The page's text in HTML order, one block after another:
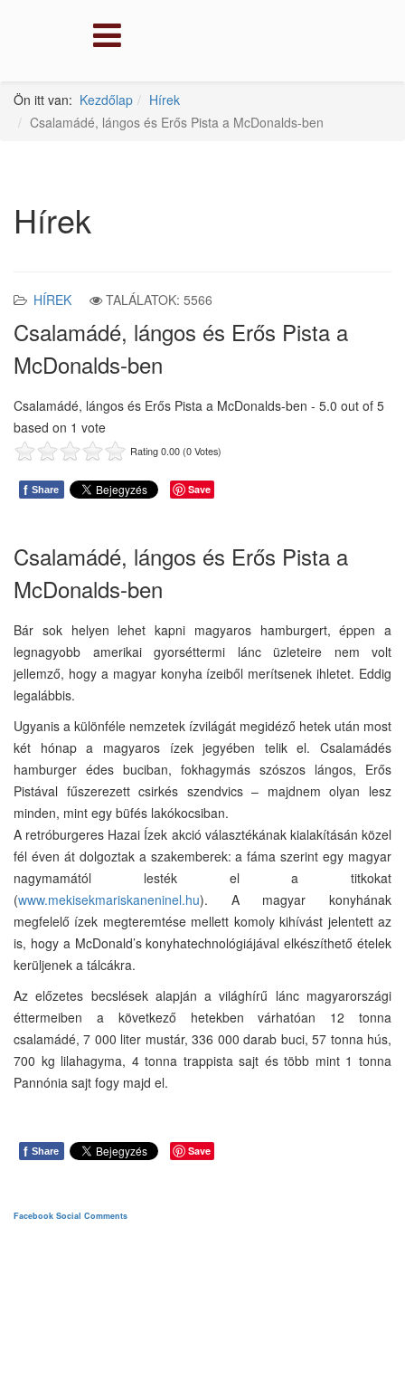
Ön itt van: Kezdőlap
Hírek
Csalamádé, lángos és Erős Pista a McDonalds-ben
Hírek
HÍREK TALÁLATOK: 5566
Csalamádé, lángos és Erős Pista a
McDonalds-ben
Csalamádé, lángos és Erős Pista a McDonalds-ben - 5.0 out of 5
based on 1 vote
Rating 0.00 (0 Votes)
f Share Save
Csalamádé, lángos és Erős Pista a
McDonalds-ben
Bár sok helyen lehet kapni magyaros hamburgert, éppen a
legnagyobb amerikai gyorséttermi lánc üzleteire nem volt
jellemző, hogy a magyar konyha ízeiből merítsenek ihletet. Eddig
legalábbis.
Ugyanis a különféle nemzetek ízvilágát megidéző hetek után most
két hónap a magyaros ízek jegyében telik el. Csalamádés
hamburger édes buciban, fokhagymás szószos lángos, Erős
Pistával fűszerezett csirkés szendvics – majdnem olyan lesz
minden, mint egy büfés lakókocsiban.
A retróburgeres Hazai Ízek akció választékának kialakításán közel
fél éven át dolgoztak a szakemberek: a fáma szerint egy magyar
nagymamától lesték el a titkokat
(www.mekisekmariskaneninel.hu). A magyar konyhának
megfelelő ízek megteremtése mellett komoly kihívást jelentett az
is, hogy a McDonald’s konyhatechnológiájával elkészíthető ételek
kerüljenek a tálcákra.
Az előzetes becslések alapján a világhírű lánc magyarországi
éttermeiben a következő hetekben várhatóan 12 tonna
csalamádé, 7 000 liter mustár, 336 000 darab buci, 57 tonna hús,
700 kg lilahagyma, 4 tonna trappista sajt és több mint 1 tonna
Pannónia sajt fogy majd el.
f Share Save
Facebook Social Comments